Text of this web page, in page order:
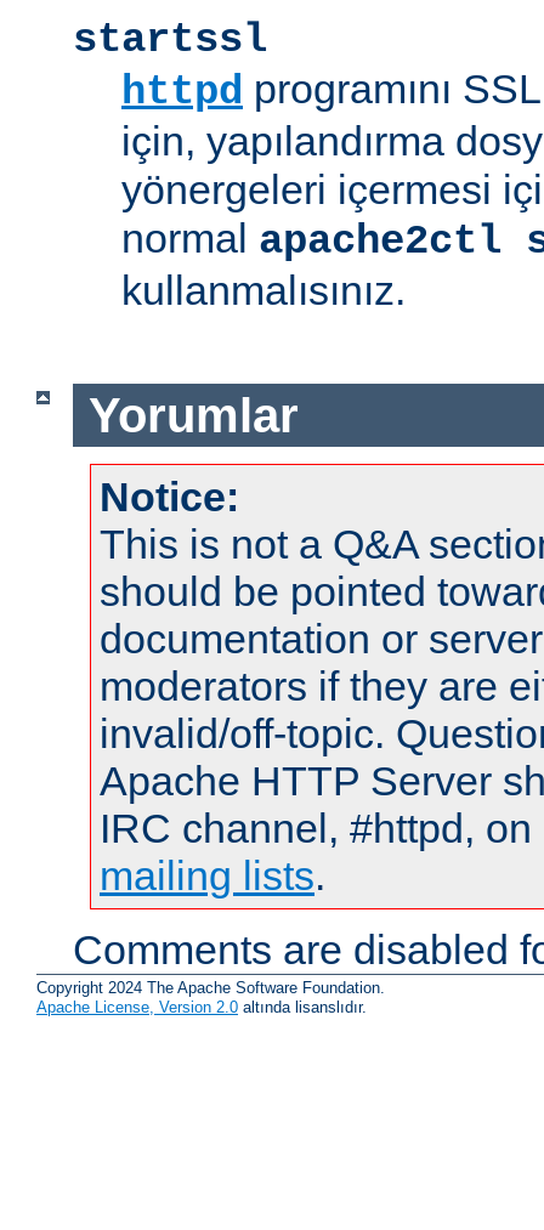
startssl
httpd programını
için, yapılandırma
yönergeleri içermesi
normal apache2ctl
kullanmalısınız.
Yorumlar
Notice:
This is not a Q&A
should be pointed
documentation or
moderators if they are
invalid/off-topic.
Apache HTTP Server
IRC channel, #httpd,
mailing lists.
Comments are disabled
Copyright 2024 The Apache Software Foundation.
Apache License, Version 2.0 altında lisanslıdır.